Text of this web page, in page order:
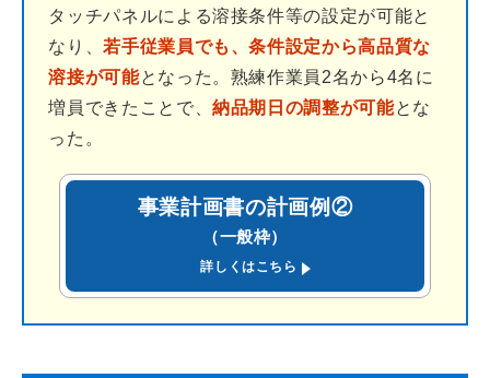
タッチパネルによる溶接条件等の設定が可能と
なり、若手従業員でも、条件設定から高品質な
溶接が可能となった。熟練作業員2名から4名に
増員できたことで、納品期日の調整が可能とな
った。
事業計画書の計画例②
（一般枠）
詳しくはこちら